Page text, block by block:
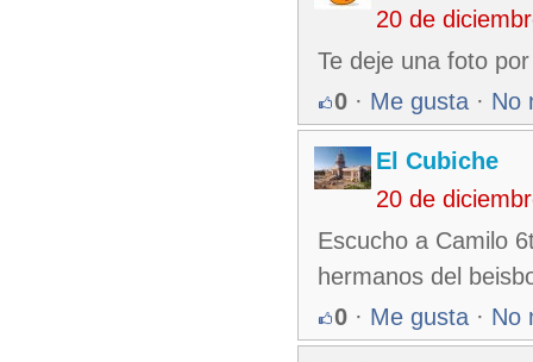
20 de
Te deje una foto
0 · Me gusta · No
El Cubiche
20 de
Escucho a Camilo
hermanos del
0 · Me gusta · No